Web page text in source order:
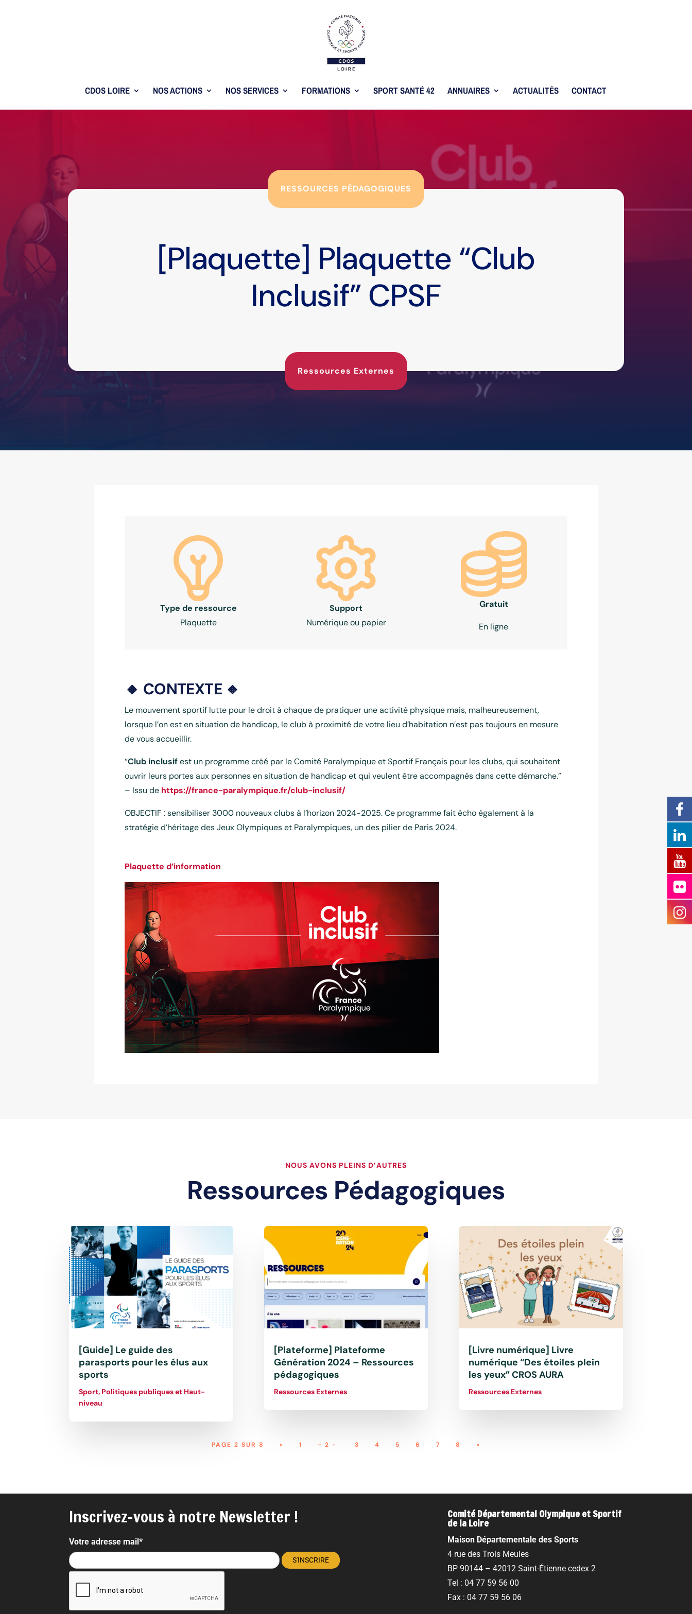
CDOS LOIRE NOS ACTIONS NOS SERVICES FORMATIONS SPORT SANTÉ 42 ANNUAIRES ACTUALITÉS CONTACT
RESSOURCES PÉDAGOGIQUES
[Plaquette] Plaquette “Club
Inclusif” CPSF
Ressources Externes
Type de ressource
Plaquette
Support
Numérique ou papier
Gratuit
En ligne
🔸 CONTEXTE 🔸
Le mouvement sportif lutte pour le droit à chaque de pratiquer une activité physique mais, malheureusement,
lorsque l’on est en situation de handicap, le club à proximité de votre lieu d’habitation n’est pas toujours en mesure
de vous accueillir.
“Club inclusifest un programme créé par le Comité Paralympique et Sportif Français pour les clubs, qui souhaitent
ouvrir leurs portes aux personnes en situation de handicap et qui veulent être accompagnés dans cette démarche.”
– Issu de https://france-paralympique.fr/club-inclusif/
OBJECTIF : sensibiliser 3000 nouveaux clubs à l’horizon 2024-2025. Ce programme fait écho également à la
stratégie d’héritage des Jeux Olympiques et Paralympiques, un des pilier de Paris 2024.
Plaquette d’information
NOUS AVONS PLEINS D’AUTRES
Ressources Pédagogiques
[Guide] Le guide des
parasports pour les élus aux
sports
Sport, Politiques publiques et Haut-
niveau
[Plateforme] Plateforme
Génération 2024 – Ressources
pédagogiques
Ressources Externes
[Livre numérique] Livre
numérique “Des étoiles plein
les yeux” CROS AURA
Ressources Externes
PAGE 2 SUR 8 « 1 - 2 - 3 4 5 6 7 8 »
Inscrivez-vous à notre Newsletter !
Votre adresse mail*
Comité Départemental Olympique et Sportif
de la Loire
Maison Départementale des Sports
4 rue des Trois Meules
BP 90144 – 42012 Saint-Étienne cedex 2
Tel : 04 77 59 56 00
Fax : 04 77 59 56 06